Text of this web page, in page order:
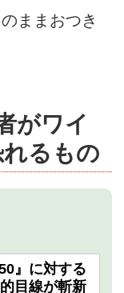
ままおつき
がワイ
るもの
』に対する
目線が斬新